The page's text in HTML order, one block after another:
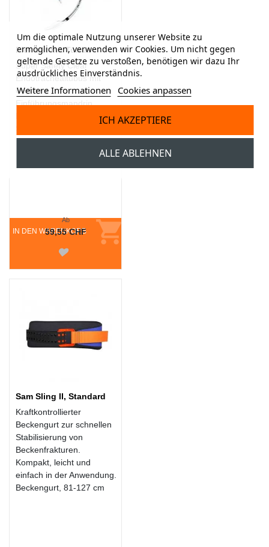
Flexiset mit Tubus
Super Safety Clear
Endotrachealtubus mit
Cuff und
Einführungsmandrin
Flexislip, Packung à 10
IN DEN WARENKORB
Ab
59,55 CHF
Sam Sling II, Standard
Kraftkontrollierter
Beckengurt zur schnellen
Stabilisierung von
Beckenfrakturen.
Kompakt, leicht und
einfach in der Anwendung.
Beckengurt, 81-127 cm
Um die optimale Nutzung unserer Website zu
ermöglichen, verwenden wir Cookies. Um nicht gegen
geltende Gesetze zu verstoßen, benötigen wir dazu Ihr
ausdrückliches Einverständnis.
Weitere Informationen Cookies anpassen
ALLE ABLEHNEN
ICH AKZEPTIERE